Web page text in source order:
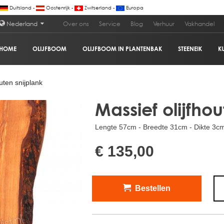
Duitsland - Oostenrijk - Zwitserland - Europa
Nederland Over ons Service Blog Verhuur Vakhandel
HOME OLIJFBOOM OLIJFBOOM IN PLANTENBAK STEENEIK €
snijplank
Massief
Lengte 57cm - Breedte 31cm - Dikte
€ 135,00
Bestellen